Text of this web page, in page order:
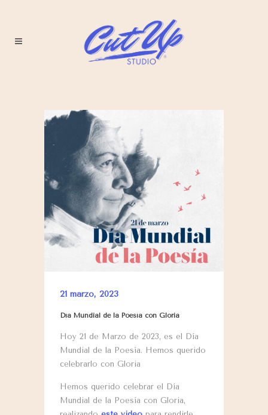
21 marzo, 2023
Día Mundial de la Poesía con Gloria
Hoy 21 de Marzo de 2023, es el Día
Mundial de la Poesía. Hemos querido
celebrarlo con Gloria
Hemos querido celebrar el Día
Mundial de la Poesía con Gloria,